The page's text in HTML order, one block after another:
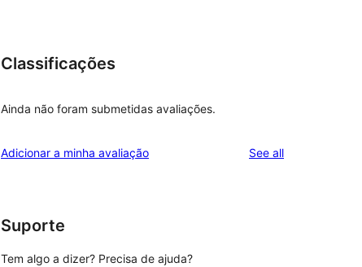
Classificações
Ainda não foram submetidas avaliações.
Adicionar a minha avaliação See allreviews
Suporte
Tem algo a dizer? Precisa de ajuda?